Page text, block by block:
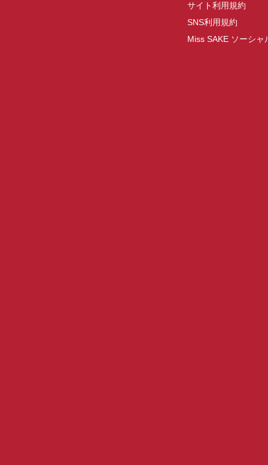
サイト利用規約
SNS利用規約
Miss SAKE ソーシ